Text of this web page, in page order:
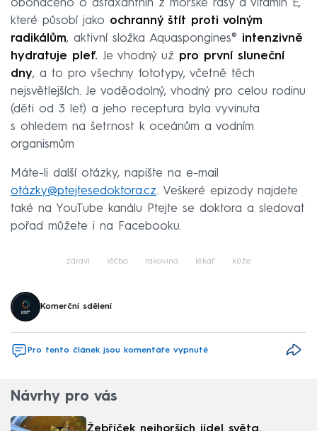
obohaceno o astaxanthin z mořské řasy a vitamin E,
které působí jako ochranný štít proti volným
radikálům, aktivní složka Aquaspongines® intenzivně
hydratuje pleť. Je vhodný už pro první sluneční
dny, a to pro všechny fototypy, včetně těch
nejsvětlejších. Je voděodolný, vhodný pro celou rodinu
(děti od 3 let) a jeho receptura byla vyvinuta
s ohledem na šetrnost k oceánům a vodním
organismům
Máte-li další otázky, napište na e-mail
otázky@ptejtesedoktora.cz. Veškeré epizody najdete
také na YouTube kanálu Ptejte se doktora a sledovat
pořad můžete i na Facebooku.
zdraví léčba rakovina lékař kůže
Komerční sdělení
Pro tento článek jsou komentáře vypnuté
Návrhy pro vás